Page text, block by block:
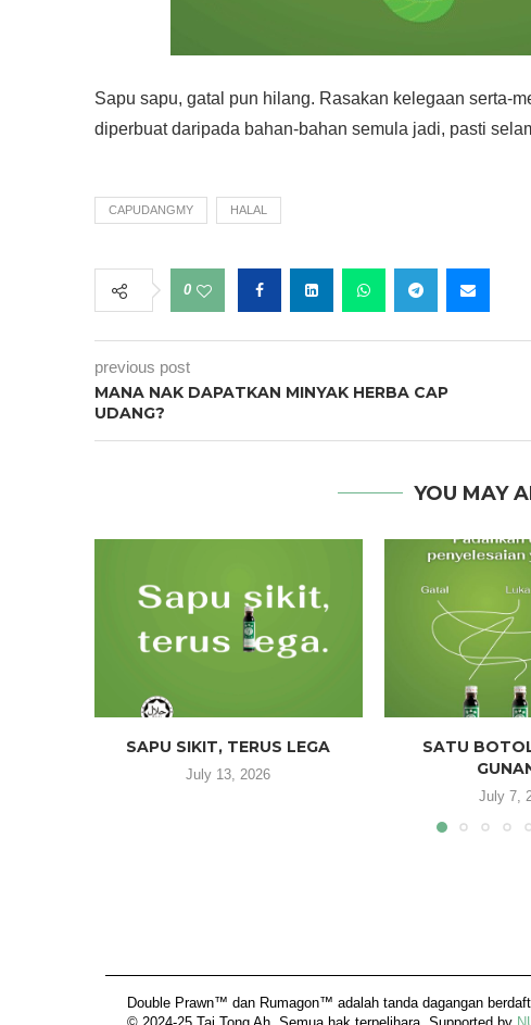
Sapu sapu, gatal pun hilang. Rasakan kelegaan serta-
diperbuat daripada bahan-bahan semula jadi, pasti
CAPUDANGMY HALAL
0
previous post
MANA NAK DAPATKAN MINYAK HERBA CAP
UDANG?
YOU MAY
SAPU SIKIT, TERUS LEGA
July 13, 2026
SATU
July 7,
Double Prawn™ dan Rumagon™ adalah tanda dagangan